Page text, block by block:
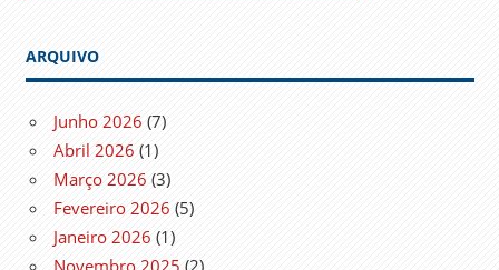
ARQUIVO
Junho 2026 (7)
Abril 2026 (1)
Março 2026 (3)
Fevereiro 2026 (5)
Janeiro 2026 (1)